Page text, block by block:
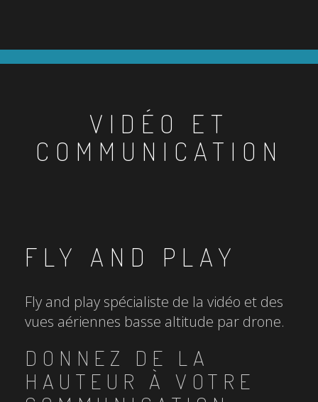
VIDÉO ET
COMMUNICATION
FLY AND PLAY
Fly and play spécialiste de la vidéo et des
vues aériennes basse altitude par drone.
DONNEZ DE LA
HAUTEUR À VOTRE